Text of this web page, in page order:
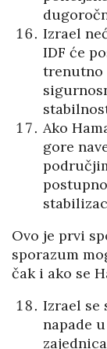
Izrael
IDF će
trenutno
Ako
gore
Ovo je prvi
sporazum
čak i ako se
Izrael se
napade